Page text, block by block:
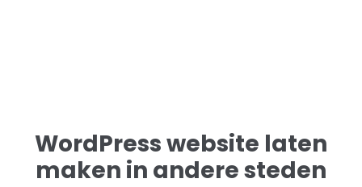
WordPress website laten
maken in andere steden